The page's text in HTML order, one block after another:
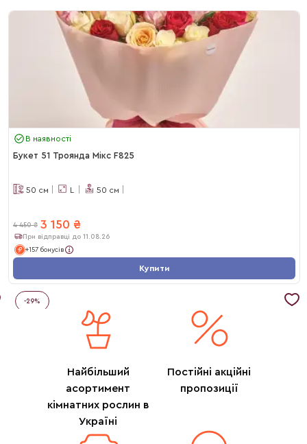
В наявності
Букет 51 Троянда Мікс F825
50 см L 50 см
4 450 ₴ 3 150 ₴
При відправці до 11.08.26
+157 бонусів
Купити
-29%
Найбільший
асортимент
кімнатних рослин в
Україні
Постійні акційні
пропозиції